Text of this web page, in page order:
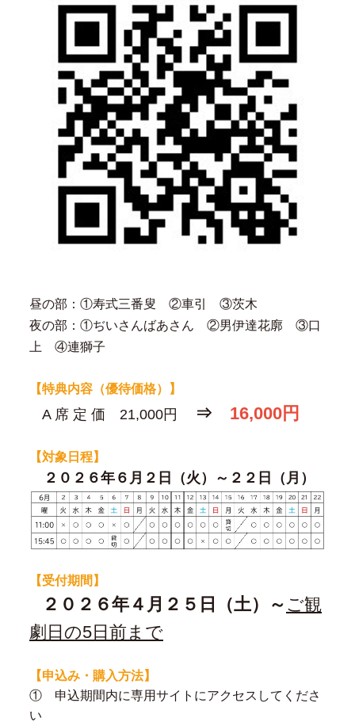
昼の部：①寿式三番叟 ②車引 ③茨木
夜の部：①ぢいさんばあさん ②男伊達花廓 ③口
上 ④連獅子
【特典内容（優待価格）】
A 席 定 価 21,000円 ⇒ 16,000円
【対象日程】
２０２６年６月２日（火）～２２日（月）
【受付期間】
２０２６年４ 月２５日（土）～ ご観
劇日の5日前まで
【申込み・購入方法】
① 申込期間内に専用サイトにアクセスしてくださ
い